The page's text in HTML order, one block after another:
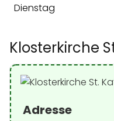
Dienstag
Klosterkirche
Adresse